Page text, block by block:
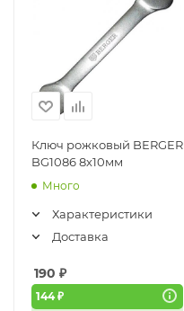
Ключ рожковый BERGER
BG1086 8х10мм
Много
Характеристики
Доставка
190 ₽
144 ₽